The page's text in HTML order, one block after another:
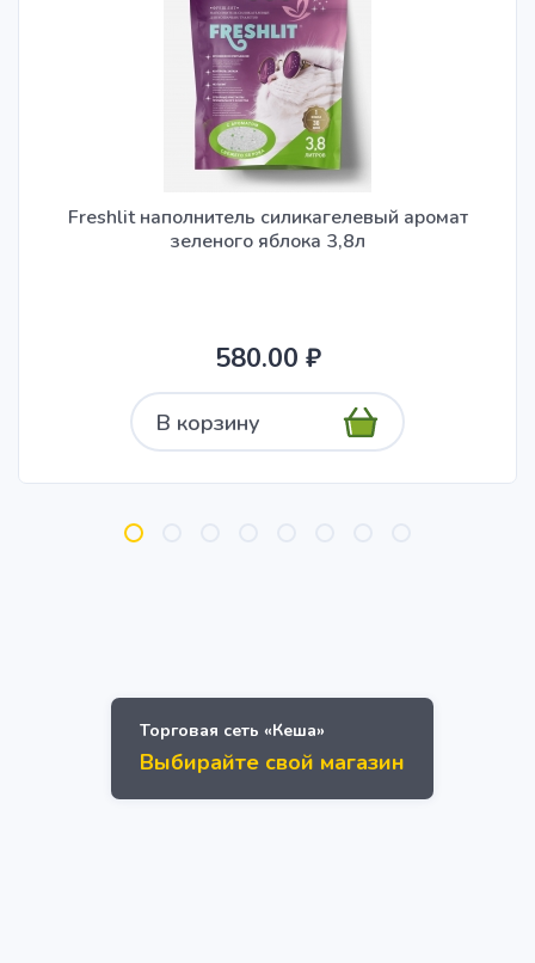
Freshlit наполнитель силикагелевый аромат
зеленого яблока 3,8л
580.00 ₽
В корзину
Торговая сеть «Кеша»
Выбирайте свой магазин